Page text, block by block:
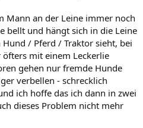
Mann an der Leine immer noch
bellt und hängt sich in die Leine
/ Pferd / Traktor sieht, bei
mit einem Leckerlie
gehen nur fremde Hunde
verbellen - schrecklich
ich hoffe das ich dann in zwei
dieses Problem nicht mehr